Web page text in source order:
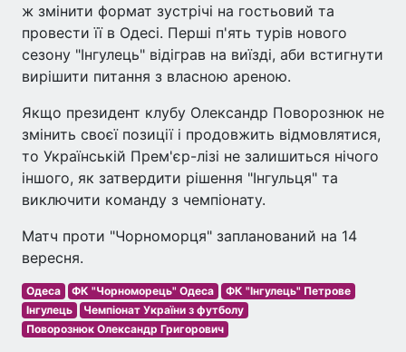
ж змінити формат зустрічі на гостьовий та
провести її в Одесі. Перші п'ять турів нового
сезону "Інгулець" відіграв на виїзді, аби встигнути
вирішити питання з власною ареною.
Якщо президент клубу Олександр Поворознюк не
змінить своєї позиції і продовжить відмовлятися,
то Українській Прем'єр-лізі не залишиться нічого
іншого, як затвердити рішення "Інгульця" та
виключити команду з чемпіонату.
Матч проти "Чорноморця" запланований на 14
вересня.
Одеса ФК "Чорноморець" Одеса
ФК "Інгулець" Петрове
Інгулець
Чемпіонат України з футболу
Поворознюк Олександр Григорович